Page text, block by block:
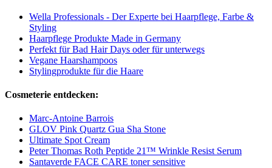
Wella Professionals - Der Experte bei Haarpflege, Farbe &
Styling
Haarpflege Produkte Made in Germany
Perfekt für Bad Hair Days oder für unterwegs
Vegane Haarshampoos
Stylingprodukte für die Haare
Cosmeterie entdecken:
Marc-Antoine Barrois
GLOV Pink Quartz Gua Sha Stone
Ultimate Spot Cream
Peter Thomas Roth Peptide 21™ Wrinkle Resist Serum
Santaverde FACE CARE toner sensitive